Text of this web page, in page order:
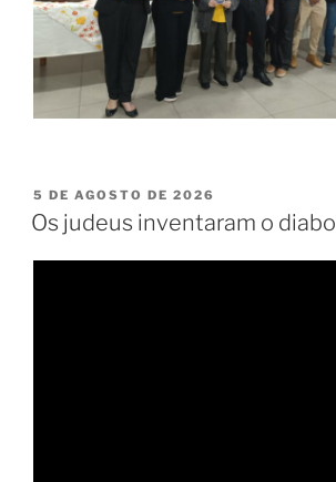
PUBLICADO
EM
5 DE AGOSTO DE 2026
Os judeus inventaram o diabo